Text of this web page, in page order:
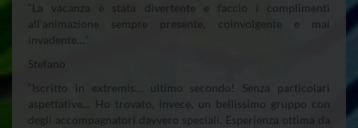
“La vacanza è stata divertente e faccio i complimenti
all’animazione sempre presente, coinvolgente e mai
invadente…”
Stefano
“Iscritto in extremis… ultimo secondo! Senza particolari
aspettative… Ho trovato, invece, un bellissimo gruppo con
degli accompagnatori davvero speciali. Esperienza ottima da